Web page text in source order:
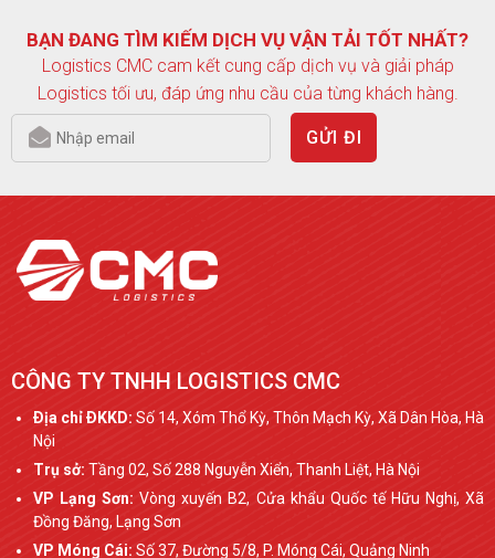
BẠN ĐANG TÌM KIẾM DỊCH VỤ VẬN TẢI TỐT NHẤT?
Logistics CMC cam kết cung cấp dịch vụ và giải pháp
Logistics tối ưu, đáp ứng nhu cầu của từng khách hàng.
GỬI ĐI
CÔNG TY TNHH LOGISTICS CMC
Ðịa chỉ ÐKKD: Số 14, Xóm Thổ Kỳ, Thôn Mạch Kỳ, Xã Dân Hòa, Hà
Nội
Trụ sở: Tầng 02, Số 288 Nguyễn Xiển, Thanh Liệt, Hà Nội
VP Lạng Sơn: Vòng xuyến B2, Cửa khẩu Quốc tế Hữu Nghị, Xã
Đồng Đăng, Lạng Sơn
VP Móng Cái: Số 37, Đường 5/8, P. Móng Cái, Quảng Ninh